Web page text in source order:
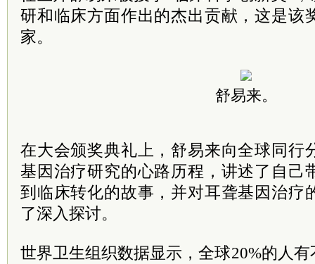
研和临床方面作出的杰出贡献，这是该
家。
舒易来。
在大会颁奖典礼上，舒易来向全球同行
基因治疗研究的心路历程，讲述了自己
到临床转化的故事，并对耳聋基因治疗
了深入探讨。
世界卫生组织数据显示，全球20%的人